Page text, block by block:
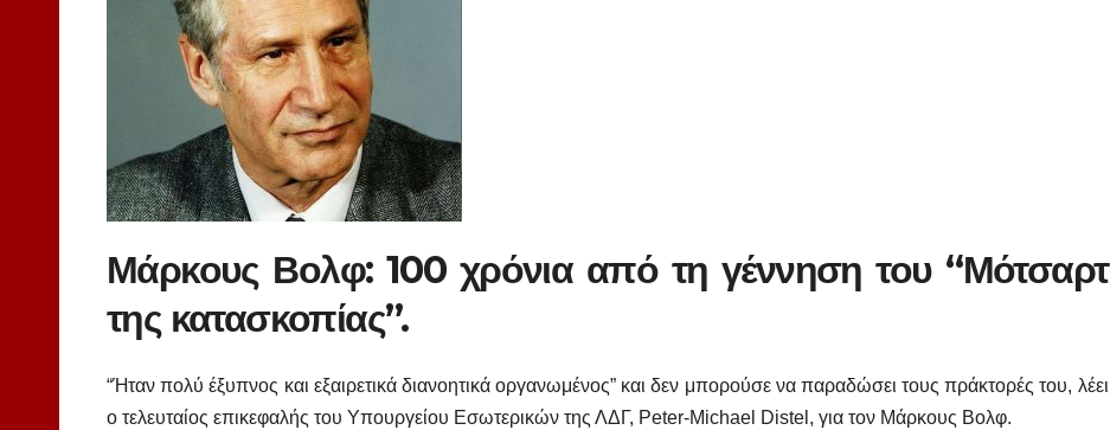
Μάρκους Βολφ: 100 χρόνια από τη γέννηση του “Μότσαρτ
της κατασκοπίας”.
“Ήταν πολύ έξυπνος και εξαιρετικά διανοητικά οργανωμένος” και δεν μπορούσε να παραδώσει τους πράκτορές του, λέει
ο τελευταίος επικεφαλής του Υπουργείου Εσωτερικών της ΛΔΓ, Peter-Michael Distel, για τον Μάρκους Βολφ.